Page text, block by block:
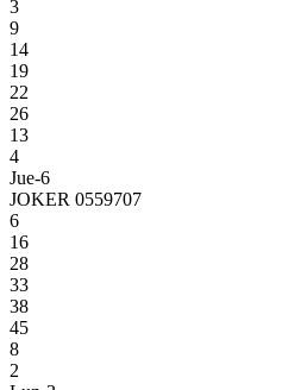
3
9
14
19
22
26
13
4
Jue-6
JOKER 0559707
6
16
28
33
38
45
8
2